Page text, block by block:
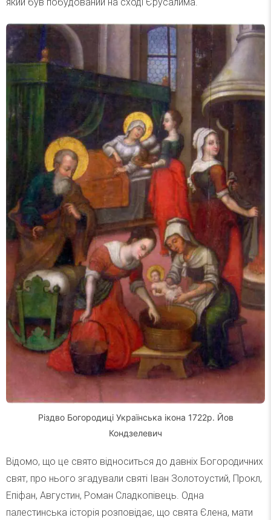
Різдво Богородиці Українська ікона 1722р. Йов
Кондзелевич
Відомо, що це свято відноситься до давніх Богородичних
свят, про нього згадували святі Іван Золотоустий, Прокл,
Епіфан, Августин, Роман Сладкопівець. Одна
палестинська історія розповідає, що свята Єлена, мати